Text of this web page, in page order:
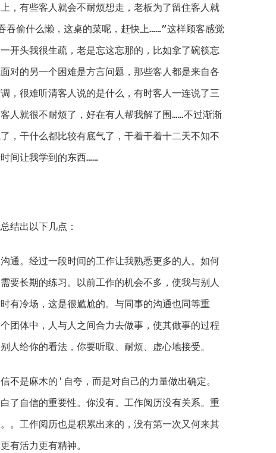
，有些客人就会不耐烦想走，老板为了留住客人就
吞偷什么懒，这桌的菜呢，赶快上……”这样顾客感觉
开头我很生疏，老是忘这忘那的，比如拿了碗筷忘
对的另一个困难是方言问题，那些客人都是来自各
，很难听清客人说的是什么，有时客人一连说了三
人就很不耐烦了，好在有人帮我解了围……不过渐渐
，干什么都比较有底气了，干着干着十二天不知不
间让我学到的东西……
出以下几点：
。经过一段时间的工作让我熟悉更多的人。如何
要长期的练习。以前工作的机会不多，使我与别人
有冷场，这是很尴尬的。与同事的沟通也同等重
团体中，人与人之间合力去做事，使其做事的过程
人给你的看法，你要听取、耐烦、虚心地接受。
是麻木的'自夸，而是对自己的力量做出确定。
了自信的重要性。你没有。工作阅历没有关系。重
。工作阅历也是积累出来的，没有第一次又何来其
有活力更有精神。